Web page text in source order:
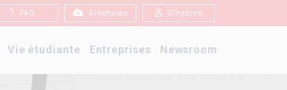
FAQ Brochures S’inscrire
Vie étudiante Entreprises Newsroom